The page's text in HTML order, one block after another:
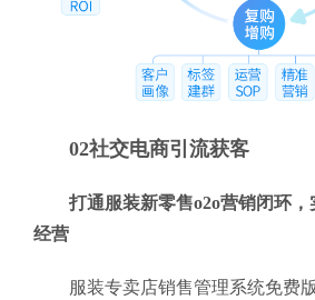
02社交电商引流获客
打通服装新零售o2o营销闭环
经营
服装专卖店销售管理系统免费